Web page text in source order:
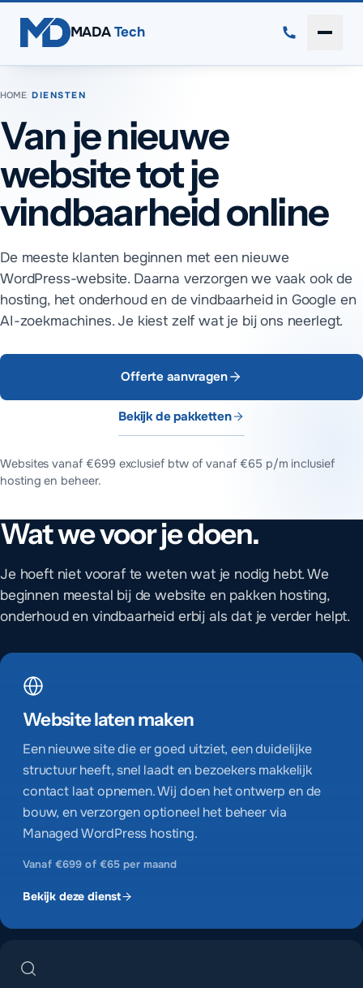
MADA Tech
HOME/DIENSTEN
Van je nieuwe
website tot je
vindbaarheid online
De meeste klanten beginnen met een nieuwe
WordPress-website. Daarna verzorgen we vaak ook de
hosting, het onderhoud en de vindbaarheid in Google en
AI-zoekmachines. Je kiest zelf wat je bij ons neerlegt.
Offerte aanvragen
Bekijk de pakketten
Websites vanaf €699 exclusief btw of vanaf €65 p/m inclusief
hosting en beheer.
Welke diensten levert MADA Tech?
MADA Tech bouwt WordPress websites en webshops en
Websites beginnen bij €499 voor een one pager en €699
Wat we voor je doen.
Je hoeft niet vooraf te weten wat je nodig hebt. We
beginnen meestal bij de website en pakken hosting,
onderhoud en vindbaarheid erbij als dat je verder helpt.
Website laten maken
Een nieuwe site die er goed uitziet, een duidelijke
structuur heeft, snel laadt en bezoekers makkelijk
contact laat opnemen. Wij doen het ontwerp en de
bouw, en verzorgen optioneel het beheer via
Managed WordPress hosting.
Vanaf €699 of €65 per maand
Bekijk deze dienst